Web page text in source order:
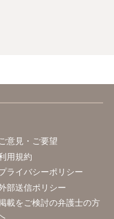
ご意見・ご要望
用規約
ライバシーポリシー
部送信ポリシー
載をご検討の弁護士の方